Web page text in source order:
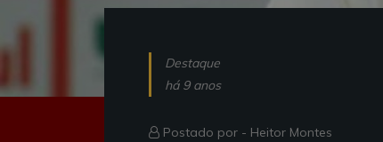
Destaque
há 9 anos
Postado por - Heitor Montes